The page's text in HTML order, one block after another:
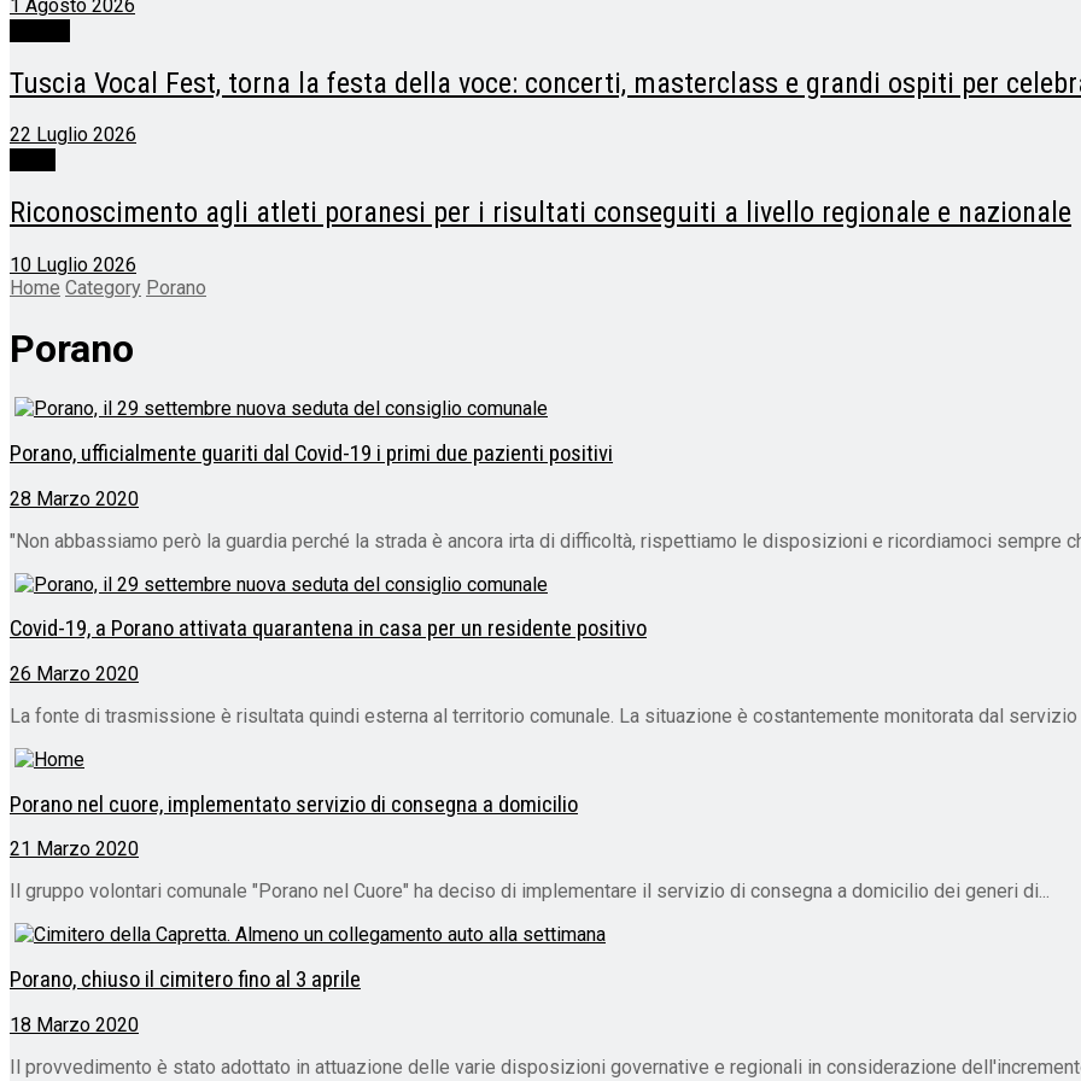
1 Agosto 2026
Tuscia Vocal Fest, torna la festa della voce: concerti, masterclass e grandi ospiti per
22 Luglio 2026
Riconoscimento agli atleti poranesi per i risultati conseguiti a livello regionale e nazionale
10 Luglio 2026
Home Category Porano
Porano
Porano, ufficialmente guariti dal Covid-19 i primi due pazienti positivi
28 Marzo 2020
"Non abbassiamo però la guardia perché la strada è ancora irta di difficoltà, rispettiamo le disposizioni e ricordiamoci sempre
Covid-19, a Porano attivata quarantena in casa per un residente positivo
26 Marzo 2020
La fonte di trasmissione è risultata quindi esterna al territorio comunale. La situazione è costantemente monitorata dal servizio
Porano nel cuore, implementato servizio di consegna a domicilio
21 Marzo 2020
Il gruppo volontari comunale "Porano nel Cuore" ha deciso di implementare il servizio di consegna a domicilio dei generi di...
Porano, chiuso il cimitero fino al 3 aprile
18 Marzo 2020
Il provvedimento è stato adottato in attuazione delle varie disposizioni governative e regionali in considerazione